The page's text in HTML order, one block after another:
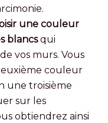
une couleur
blancsqui
vos murs. Vous
couleur
une troisième
sur les
obtiendrez ainsi